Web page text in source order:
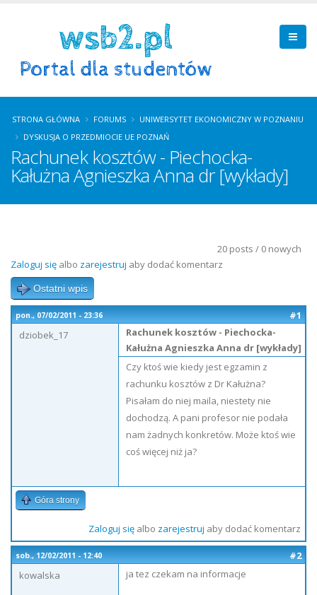
STRONA GŁÓWNA FORUMS
UNIWERSYTET EKONOMICZNY W POZNANIU
DYSKUSJA O PRZEDMIOCIE UE POZNAŃ
Rachunek kosztów - Piechocka-
Kałużna Agnieszka Anna dr [wykłady]
20 posts / 0 nowych
Zaloguj się albo zarejestruj aby dodać komentarz
Ostatni wpis
pon., 07/02/2011 - 23:36
#1
dziobek_17
Rachunek kosztów - Piechocka-
Kałużna Agnieszka Anna dr [wykłady]
Czy ktoś wie kiedy jest egzamin z
rachunku kosztów z Dr Kałużna?
Pisałam do niej maila, niestety nie
dochodzą. A pani profesor nie podała
nam żadnych konkretów. Może ktoś wie
coś więcej niż ja?
Góra strony
Zaloguj sięalbo zarejestruj aby dodać komentarz
sob., 12/02/2011 - 12:40
#2
kowalska
ja tez czekam na informacje